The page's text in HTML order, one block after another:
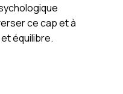
ce cap et à
équilibre.